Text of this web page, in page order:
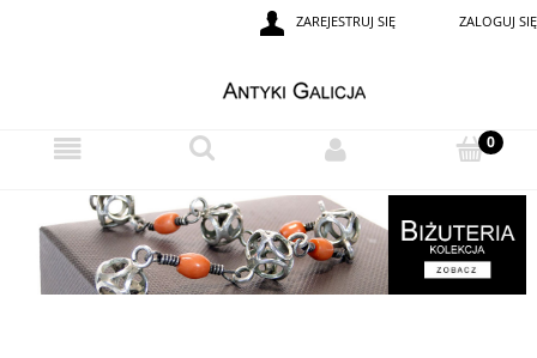
ZAREJESTRUJ SIĘ ZALOGUJ SIĘ